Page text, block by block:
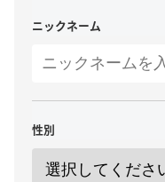
ニックネーム
性別